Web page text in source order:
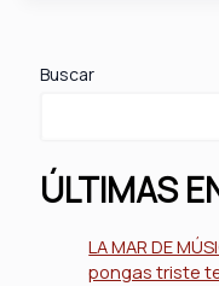
Buscar
ÚLTIMAS
LA MAR DE
pongas triste